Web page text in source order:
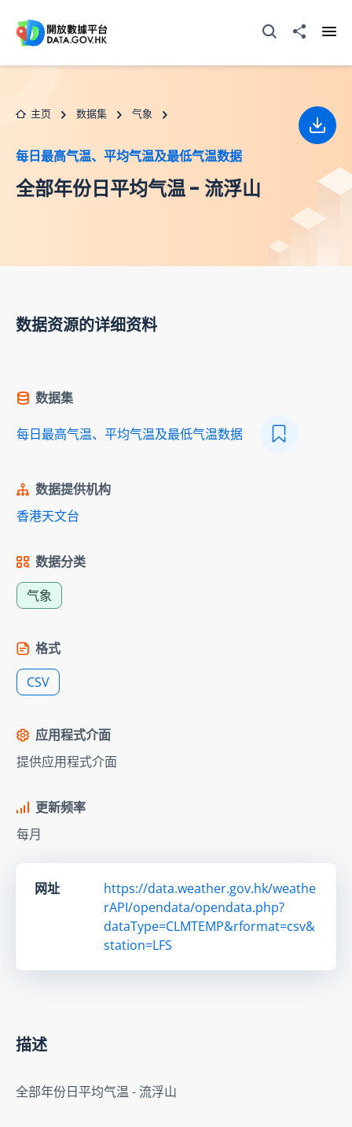
打开搜寻器分享至
主页 数据集 气象
每日最高气温、平均气温及最低气温数据
全部年份日平均气温 - 流浮山
下载
数据资源的详细资料
数据集
每日最高气温、平均气温及最低气温数据
数据提供机构
香港天文台
数据分类
气象
格式
CSV
应用程式介面
提供应用程式介面
更新频率
每月
网址
https://data.weather.gov.hk/weathe
rAPI/opendata/opendata.php?
dataType=CLMTEMP&rformat=csv&
station=LFS
描述
全部年份日平均气温 - 流浮山